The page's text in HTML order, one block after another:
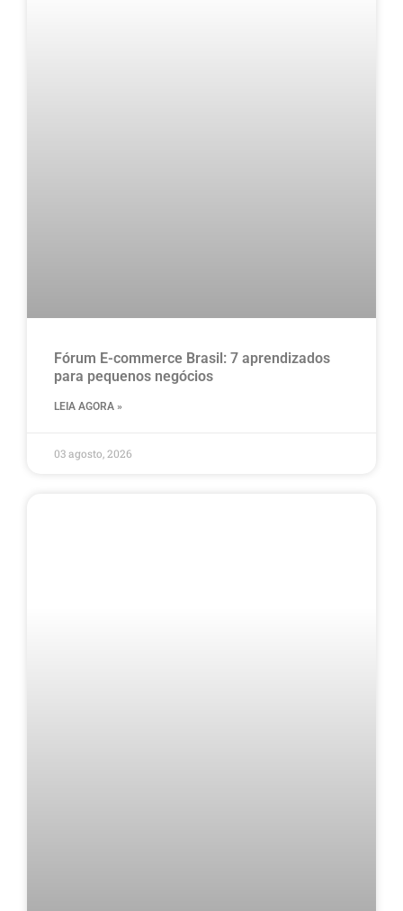
Fórum E-commerce Brasil: 7 aprendizados
para pequenos negócios
LEIA AGORA »
03 agosto, 2026